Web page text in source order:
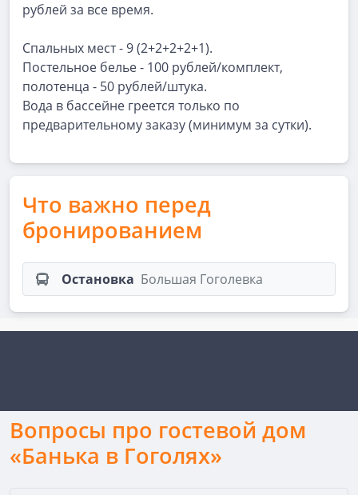
рублей за все время.
Спальных мест - 9 (2+2+2+2+1).
Постельное белье - 100 рублей/комплект,
полотенца - 50 рублей/штука.
Вода в бассейне греется только по
предварительному заказу (минимум за сутки).
Что важно перед
бронированием
Остановка Большая Гоголевка
Вопросы про гостевой дом
«Банька в Гоголях»